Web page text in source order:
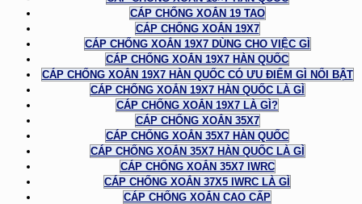
CÁP CHỐNG XOẮN 19 TAO
CÁP CHỐNG XOẮN 19X7
CÁP CHỐNG XOẮN 19X7 DÙNG CHO VIỆC GÌ
CÁP CHỐNG XOẮN 19X7 HÀN QUỐC
CÁP CHỐNG XOẮN 19X7 HÀN QUỐC CÓ ƯU ĐIỂM GÌ NỔI BẬT
CÁP CHỐNG XOẮN 19X7 HÀN QUỐC LÀ GÌ
CÁP CHỐNG XOẮN 19X7 LÀ GÌ?
CÁP CHỐNG XOẮN 35X7
CÁP CHỐNG XOẮN 35X7 HÀN QUỐC
CÁP CHỐNG XOẮN 35X7 HÀN QUỐC LÀ GÌ
CÁP CHỐNG XOẮN 35X7 IWRC
CÁP CHỐNG XOẮN 37X5 IWRC LÀ GÌ
CÁP CHỐNG XOẮN CAO CẤP